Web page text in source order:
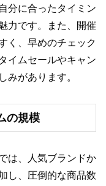
分に合ったタイミン
力です。また、開催
く、早めのチェック
イムセールやキャン
みがあります。
の規模
は、人気ブランドか
し、圧倒的な商品数